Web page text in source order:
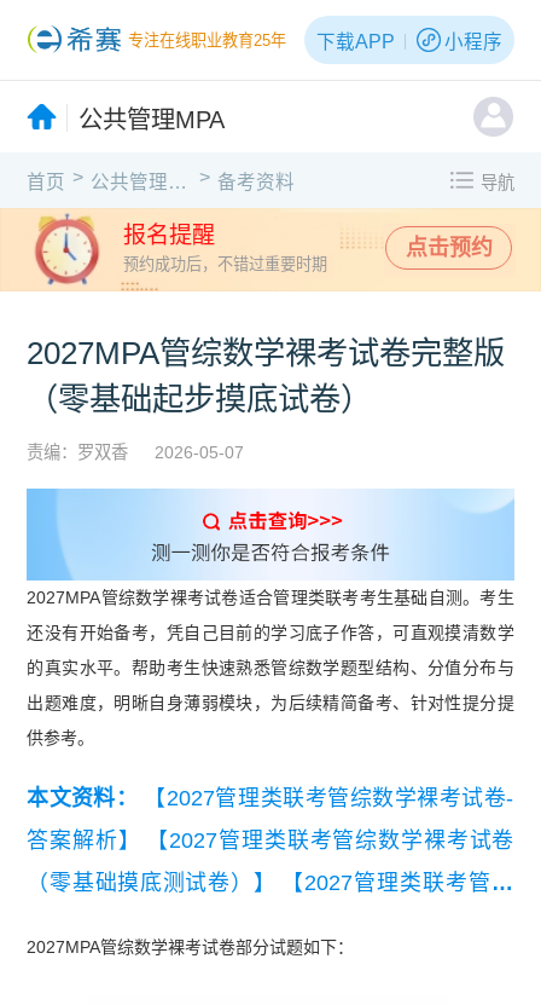
专注在线职业教育25年 下载APP 小程序
公共管理MPA
首页 > 公共管理MPA > 备考资料 导航
报名提醒
预约成功后，不错过重要时期
点击预约
2027MPA管综数学裸考试卷完整版
（零基础起步摸底试卷）
责编：罗双香 2026-05-07
2027MPA管综数学裸考试卷适合管理类联考考生基础自测。考生
还没有开始备考，凭自己目前的学习底子作答，可直观摸清数学
的真实水平。帮助考生快速熟悉管综数学题型结构、分值分布与
出题难度，明晰自身薄弱模块，为后续精简备考、针对性提分提
供参考。
本文资料：
【2027管理类联考管综数学裸考试卷-
答案解析】
【2027管理类联考管综数学裸考试卷
（零基础摸底测试卷）】
【2027管理类联考管综
2027MPA管综数学裸考试卷部分试题如下：